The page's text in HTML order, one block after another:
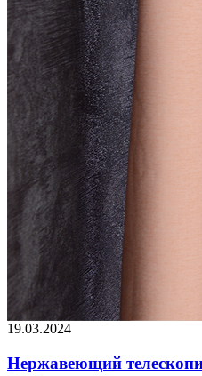
19.03.2024
Нержавеющий